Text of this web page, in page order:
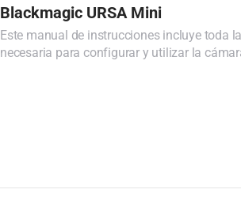
Blackmagic URSA Mini
Este manual de instrucciones incluye toda
necesaria para configurar y utilizar la